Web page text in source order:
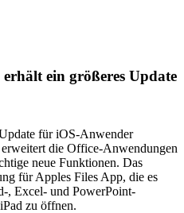
ein größeres Update
für iOS-Anwender
die Office-Anwendungen
neue Funktionen. Das
für Apples Files App, die es
, Excel- und PowerPoint-
zu öffnen.